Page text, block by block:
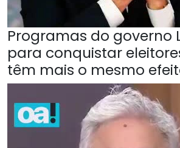
Programas do governo
para conquistar
têm mais o mesmo